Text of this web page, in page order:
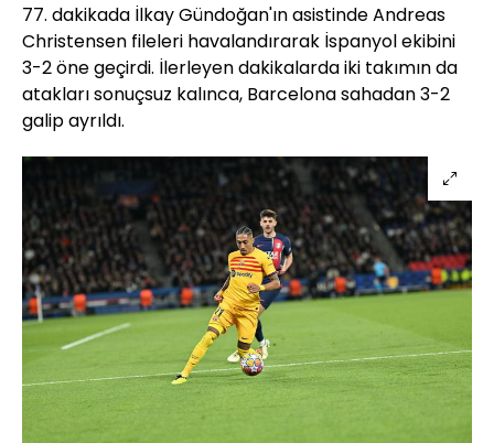
77. dakikada İlkay Gündoğan'ın asistinde Andreas
Christensen fileleri havalandırarak İspanyol ekibini
3-2 öne geçirdi. İlerleyen dakikalarda iki takımın da
atakları sonuçsuz kalınca, Barcelona sahadan 3-2
galip ayrıldı.